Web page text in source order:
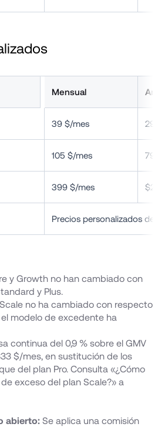
Mensual Anual
39 $/mes 29 $/
105 $/mes 79 $/
399 $/mes
Precios personalizados
y Growth no han cambiado con
y Plus.
no ha cambiado con respecto
el modelo de excedente ha
continua del 0,9 % sobre el GMV
$/mes, en sustitución de los
del plan Pro. Consulta «¿Cómo
exceso del plan Scale?» a
abierto: Se aplica una comisión